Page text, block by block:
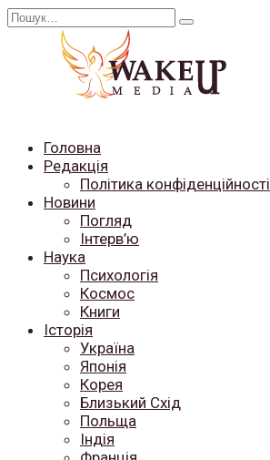
Перейти
Search
Головна
Редакція
Політика конфіденційності
Новини
Погляд
Інтерв’ю
Наука
Психологія
Космос
Книги
Історія
Україна
Японія
Корея
Близький Схід
Польща
Індія